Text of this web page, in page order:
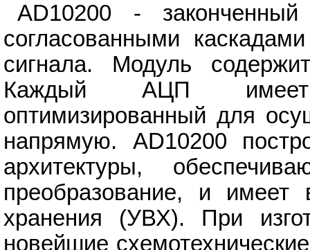
AD10200 -
согласованными
сигнала. Модуль
Каждый АЦП имеет
оптимизированный для
напрямую. AD10200
архитектуры,
преобразование, и имеет
хранения (УВХ). При
новейшие